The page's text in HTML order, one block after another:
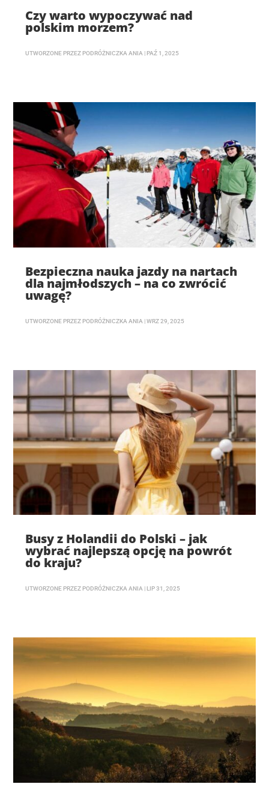
Czy warto wypoczywać nad
polskim morzem?
UTWORZONE PRZEZ PODRÓŻNICZKA ANIA | PAŹ 1, 2025
Bezpieczna nauka jazdy na nartach
dla najmłodszych – na co zwrócić
uwagę?
UTWORZONE PRZEZ PODRÓŻNICZKA ANIA |WRZ 29, 2025
Busy z Holandii do Polski – jak
wybrać najlepszą opcję na powrót
do kraju?
UTWORZONE PRZEZ PODRÓŻNICZKA ANIA LIP 31, 2025